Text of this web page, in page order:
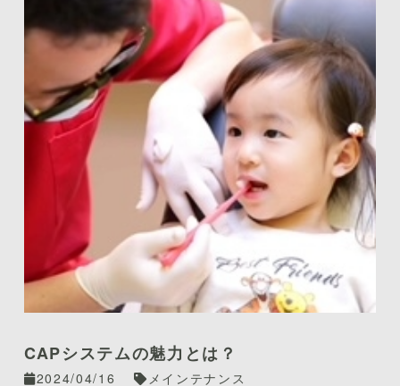
CAPシステムの魅力とは？
2024/04/16 メインテナンス